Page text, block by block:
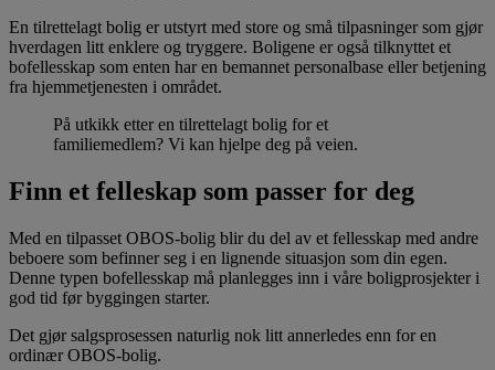
En tilrettelagt bolig er utstyrt med store og små tilpasninger som gjør
hverdagen litt enklere og tryggere. Boligene er også tilknyttet et
bofellesskap som enten har en bemannet personalbase eller betjening
fra hjemmetjenesten i området.
På utkikk etter en tilrettelagt bolig for et
familiemedlem? Vi kan hjelpe deg på veien.
Finn et felleskap som passer for deg
Med en tilpasset OBOS-bolig blir du del av et fellesskap med andre
beboere som befinner seg i en lignende situasjon som din egen.
Denne typen bofellesskap må planlegges inn i våre boligprosjekter i
god tid før byggingen starter.
Det gjør salgsprosessen naturlig nok litt annerledes enn for en
ordinær OBOS-bolig.